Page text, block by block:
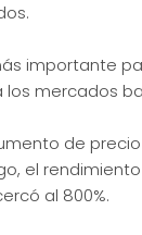
importante
los mercados
de
el
al 800%.